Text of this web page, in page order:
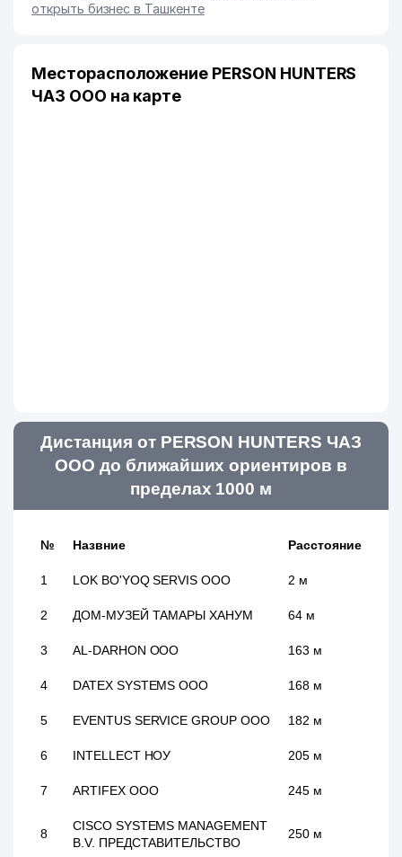
открыть бизнес в Ташкенте
Месторасположение PERSON HUNTERS
ЧАЗ ООО на карте
Дистанция от PERSON HUNTERS ЧАЗ
ООО до ближайших ориентиров в
пределах 1000 м
№ Назвние Расстояние
1 LOK BO'YOQ SERVIS ООО 2 м
2 ДОМ-МУЗЕЙ ТАМАРЫ ХАНУМ 64 м
3 AL-DARHON ООО 163 м
4 DATEX SYSTEMS ООО 168 м
5 EVENTUS SERVICE GROUP ООО 182 м
6 INTELLECT НОУ 205 м
7 ARTIFEX ООО 245 м
8
CISCO SYSTEMS MANAGEMENT
B.V. ПРЕДСТАВИТЕЛЬСТВО
250 м